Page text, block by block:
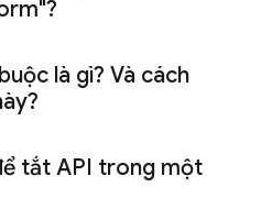
là gì? Và cách
tắt API trong một